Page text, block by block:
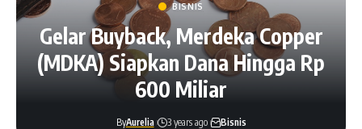
BISNIS
Gelar Buyback, Merdeka Copper
(MDKA) Siapkan Dana Hingga Rp
600 Miliar
ByAurelia 3 years ago Bisnis